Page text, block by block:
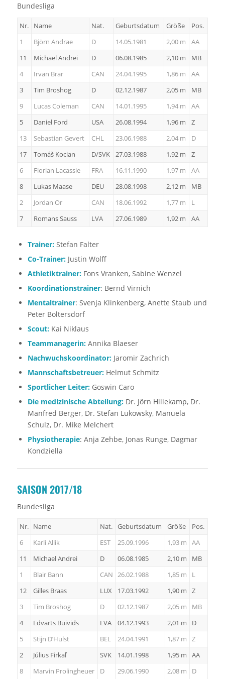
Bundesliga
Nr. Name Nat. Geburtsdatum Größe
Pos.
1
Björn Andrae D 14.05.1981 2,00 m
AA
11
Michael Andrei D 06.08.1985 2,10 m
MB
4
Irvan Brar CAN 24.04.1995 1,86 m
AA
3
Tim Broshog D 02.12.1987 2,05 m
MB
9
Lucas Coleman CAN 14.01.1995 1,94 m
AA
5
Daniel Ford USA 26.08.1994 1,96 m
Z
13
Sebastian Gevert CHL 23.06.1988 2,04 m
D
17
Tomáš Kocian D/SVK 27.03.1988 1,92 m
Z
6
Florian Lacassie FRA 16.11.1990 1,97 m
AA
8
Lukas Maase DEU 28.08.1998 2,12 m
MB
2
Jordan Or CAN 18.06.1992 1,77 m
L
7
Romans Sauss LVA 27.06.1989 1,92 m AA
Trainer:Stefan Falter
Co-Trainer:Justin Wolff
Athletiktrainer: Fons Vranken, Sabine Wenzel
Koordinationstrainer: Bernd Virnich
Mentaltrainer: Svenja Klinkenberg, Anette Staub und
Peter Boltersdorf
Scout:Kai Niklaus
Teammanagerin:Annika Blaeser
Nachwuchskoordinator:Jaromir Zachrich
Mannschaftsbetreuer:Helmut Schmitz
Sportlicher Leiter:Goswin Caro
Die medizinische Abteilung:Dr. Jörn Hillekamp, Dr.
Manfred Berger, Dr. Stefan Lukowsky, Manuela
Schulz, Dr. Mike Melchert
Physiotherapie: Anja Zehbe, Jonas Runge, Dagmar
Kondziella
SAISON 2017/18
Bundesliga
Nr. Name Nat. Geburtsdatum Größe
Pos.
6
Karli Allik EST 25.09.1996 1,93 m
AA
11
Michael Andrei D 06.08.1985 2,10 m
MB
1
Blair Bann CAN 26.02.1988 1,85 m
L
12
Gilles Braas LUX 17.03.1992 1,90 m
Z
3
Tim Broshog D 02.12.1987 2,05 m
MB
4
Edvarts Buivids LVA 04.12.1993 2,01 m
D
5
Stijn D’Hulst BEL 24.04.1991 1,87 m
Z
2
Július Firkaľ SVK 14.01.1998 1,95 m
AA
8
Marvin Prolingheuer D 29.06.1990 2,08 m D